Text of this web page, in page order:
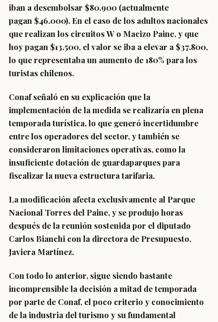
iban a desembolsar $80.900 (actualmente
pagan $46.000). En el caso de los adultos nacionales
que realizan los circuitos W o Macizo Paine, y que
hoy pagan $13.500, el valor se iba a elevar a $37.800,
lo que representaba un aumento de 180% para los
turistas chilenos.
Conaf señaló en su explicación que la
implementación de la medida se realizaría en plena
temporada turística, lo que generó incertidumbre
entre los operadores del sector, y también se
consideraron limitaciones operativas, como la
insuficiente dotación de guardaparques para
fiscalizar la nueva estructura tarifaria.
La modificación afecta exclusivamente al Parque
Nacional Torres del Paine, y se produjo horas
después de la reunión sostenida por el diputado
Carlos Bianchi con la directora de Presupuesto,
Javiera Martínez.
Con todo lo anterior, sigue siendo bastante
incomprensible la decisión a mitad de temporada
por parte de Conaf, el poco criterio y conocimiento
de la industria del turismo y su fundamental